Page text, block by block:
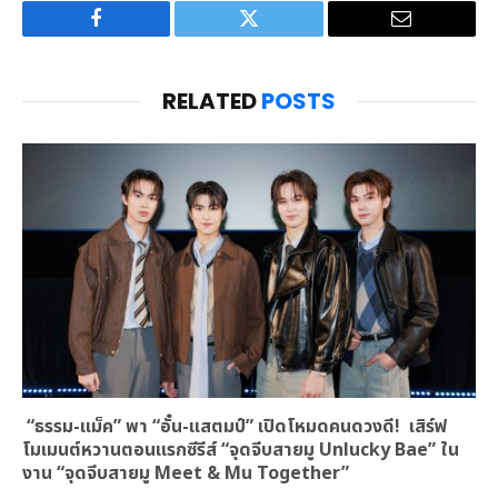
Facebook Twitter Email
RELATEDPOSTS
“ธรรม-แม็ค” พา “อั๋น-แสตมป์” เปิดโหมดคนดวงดี! เสิร์ฟ
โมเมนต์หวานตอนแรกซีรีส์ “จุดจีบสายมู Unlucky Bae” ใน
งาน “จุดจีบสายมู Meet & Mu Together”